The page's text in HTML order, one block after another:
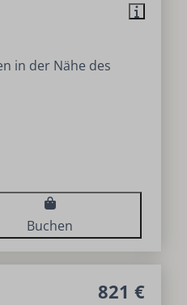
in der Nähe des
Buchen
821 €